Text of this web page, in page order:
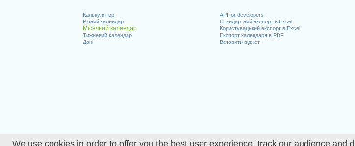
We use cookies in order to offer you the best user experience, track our audience and
Калькулятор
Річний календар
Місячний календар
Тижневий календар
Дані
API for developers
Стандартний експорт в Excel
Користувацький експорт в Excel
Експорт календаря в PDF
Вставити віджет